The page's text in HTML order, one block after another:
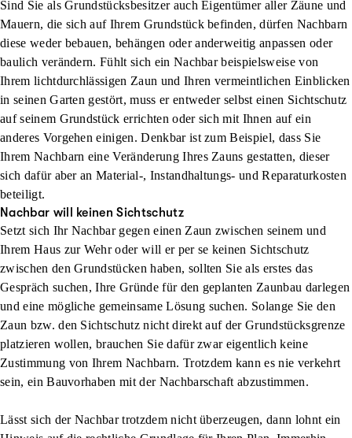
Sind Sie als Grundstücksbesitzer auch Eigentümer aller Zäune und
Mauern, die sich auf Ihrem Grundstück befinden, dürfen Nachbarn
diese weder bebauen, behängen oder anderweitig anpassen oder
baulich verändern. Fühlt sich ein Nachbar beispielsweise von
Ihrem lichtdurchlässigen Zaun und Ihren vermeintlichen Einblicken
in seinen Garten gestört, muss er entweder selbst einen Sichtschutz
auf seinem Grundstück errichten oder sich mit Ihnen auf ein
anderes Vorgehen einigen. Denkbar ist zum Beispiel, dass Sie
Ihrem Nachbarn eine Veränderung Ihres Zauns gestatten, dieser
sich dafür aber an Material-, Instandhaltungs- und Reparaturkosten
beteiligt.
Nachbar will keinen Sichtschutz
Setzt sich Ihr Nachbar gegen einen Zaun zwischen seinem und
Ihrem Haus zur Wehr oder will er per se keinen Sichtschutz
zwischen den Grundstücken haben, sollten Sie als erstes das
Gespräch suchen, Ihre Gründe für den geplanten Zaunbau darlegen
und eine mögliche gemeinsame Lösung suchen. Solange Sie den
Zaun bzw. den Sichtschutz nicht direkt auf der Grundstücksgrenze
platzieren wollen, brauchen Sie dafür zwar eigentlich keine
Zustimmung von Ihrem Nachbarn. Trotzdem kann es nie verkehrt
sein, ein Bauvorhaben mit der Nachbarschaft abzustimmen.
Lässt sich der Nachbar trotzdem nicht überzeugen, dann lohnt ein